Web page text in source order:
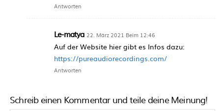
Antworten
Le-matya 22. März 2021 Beim 12:46
Auf der Website hier gibt es Infos dazu:
https://pureaudiorecordings.com/
Antworten
Schreib einen Kommentar und teile deine Meinung!